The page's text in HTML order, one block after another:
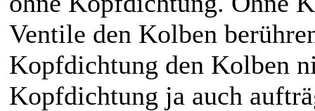
Ventile den Kolben
Kopfdichtung den Kolben
Kopfdichtung ja auch